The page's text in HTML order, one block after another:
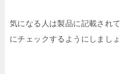
気になる人は製品に記載され
にチェックするようにしましょ